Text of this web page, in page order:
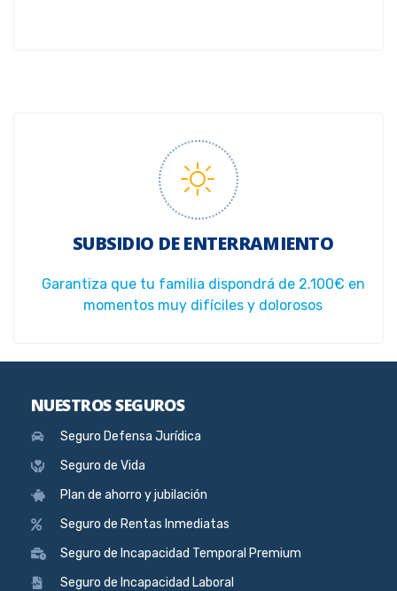
SUBSIDIO DE ENTERRAMIENTO
Garantiza que tu familia dispondrá de 2.100€ en
momentos muy difíciles y dolorosos
NUESTROS SEGUROS
Seguro Defensa Jurídica
Seguro de Vida
Plan de ahorro y jubilación
Seguro de Rentas Inmediatas
Seguro de Incapacidad Temporal Premium
Seguro de Incapacidad Laboral